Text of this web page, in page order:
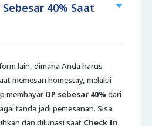
40% Saat
lain, dimana Anda harus
memesan homestay, melalui
membayar DP sebesar 40% dari
tanda jadi pemesanan. Sisa
dan dilunasi saat Check In.